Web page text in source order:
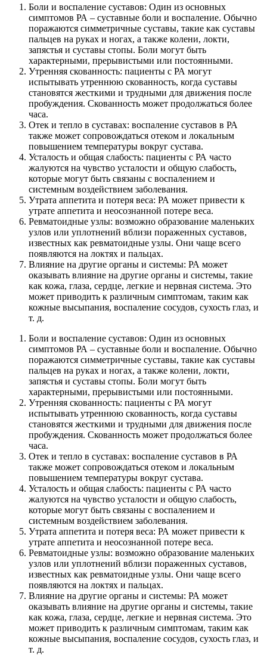
Боли и воспаление суставов: Один из основных
симптомов РА – суставные боли и воспаление. Обычно
поражаются симметричные суставы, такие как суставы
пальцев на руках и ногах, а также колени, локти,
запястья и суставы стопы. Боли могут быть
характерными, прерывистыми или постоянными.
Утренняя скованность: пациенты с РА могут
испытывать утреннюю скованность, когда суставы
становятся жесткими и трудными для движения после
пробуждения. Скованность может продолжаться более
часа.
Отек и тепло в суставах: воспаление суставов в РА
также может сопровождаться отеком и локальным
повышением температуры вокруг сустава.
Усталость и общая слабость: пациенты с РА часто
жалуются на чувство усталости и общую слабость,
которые могут быть связаны с воспалением и
системным воздействием заболевания.
Утрата аппетита и потеря веса: РА может привести к
утрате аппетита и неосознанной потере веса.
Ревматоидные узлы: возможно образование маленьких
узлов или уплотнений вблизи пораженных суставов,
известных как ревматоидные узлы. Они чаще всего
появляются на локтях и пальцах.
Влияние на другие органы и системы: РА может
оказывать влияние на другие органы и системы, такие
как кожа, глаза, сердце, легкие и нервная система. Это
может приводить к различным симптомам, таким как
кожные высыпания, воспаление сосудов, сухость глаз, и
т. д.
Боли и воспаление суставов: Один из основных
симптомов РА – суставные боли и воспаление. Обычно
поражаются симметричные суставы, такие как суставы
пальцев на руках и ногах, а также колени, локти,
запястья и суставы стопы. Боли могут быть
характерными, прерывистыми или постоянными.
Утренняя скованность: пациенты с РА могут
испытывать утреннюю скованность, когда суставы
становятся жесткими и трудными для движения после
пробуждения. Скованность может продолжаться более
часа.
Отек и тепло в суставах: воспаление суставов в РА
также может сопровождаться отеком и локальным
повышением температуры вокруг сустава.
Усталость и общая слабость: пациенты с РА часто
жалуются на чувство усталости и общую слабость,
которые могут быть связаны с воспалением и
системным воздействием заболевания.
Утрата аппетита и потеря веса: РА может привести к
утрате аппетита и неосознанной потере веса.
Ревматоидные узлы: возможно образование маленьких
узлов или уплотнений вблизи пораженных суставов,
известных как ревматоидные узлы. Они чаще всего
появляются на локтях и пальцах.
Влияние на другие органы и системы: РА может
оказывать влияние на другие органы и системы, такие
как кожа, глаза, сердце, легкие и нервная система. Это
может приводить к различным симптомам, таким как
кожные высыпания, воспаление сосудов, сухость глаз, и
т. д.